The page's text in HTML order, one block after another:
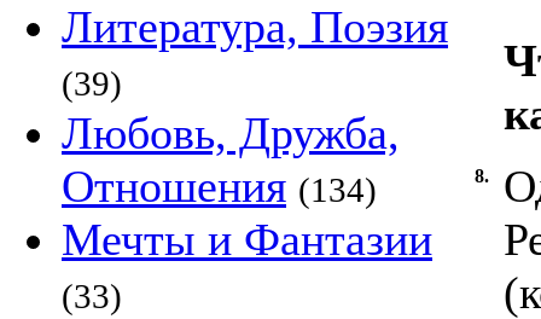
Литература, Поэзия
(39)
Любовь, Дружба,
Отношения (134)
Мечты и Фантазии
(33)
8.